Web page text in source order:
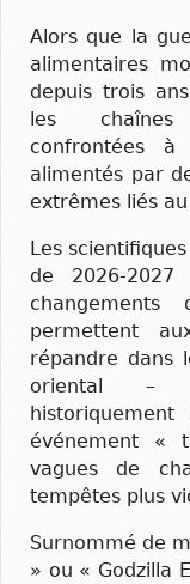
Alors que la
alimentaires
depuis trois
les chaînes
confrontées
alimentés par
extrêmes liés
Les
de 2026-
permettent
répandre dans
oriental –
événement «
vagues de
tempêtes plus
Surnommé de
» ou « Godzilla